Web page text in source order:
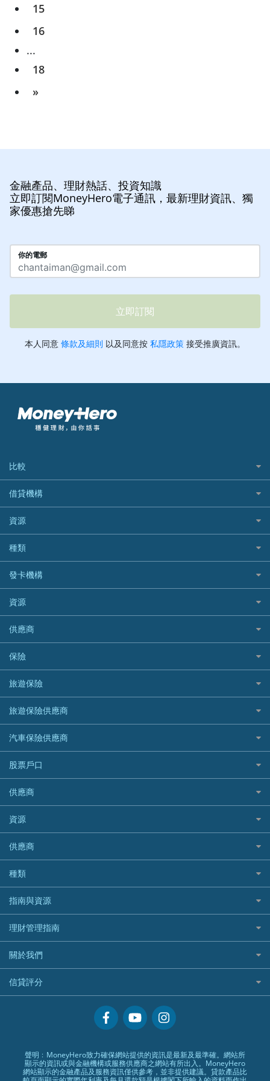
15
16
...
18
»
金融產品、理財熱話、投資知識
立即訂閱MoneyHero電子通訊，最新理財資訊、獨
家優惠搶先睇
比較
私人貸款比較
稅季/稅務貸款
網上貸款
結餘轉戶(清卡數貸款)
銀行貸款
財務公司貸款
免入息貸款
免TU貸款
急借錢
緊急貸款比較
最佳小額貸款比較
易批必批貸款
24小時貸款
最佳循環貸款
借貸機構
BEA 東亞銀行
BOC 中國銀行
Cashing Pro 優尚信貸
CCB(Asia) 中國建設銀行 (亞洲)
Citibank 花旗銀行
CNCBI 信銀國際
CreFIT 維信
DBS 星展銀行
DSB 大新銀行
HSBC 滙豐銀行貸款
K Cash 貸款
Mox 銀行
National Resources 中潤物業按揭
OCBC 華僑銀行
PrimeCredit 安信信貸
Promise 邦民日本財務
Rabbit Credit月兔信貸
Standard Chartered 渣打銀行
UA 亞洲聯合財務
WeLab Bank
WeLend 貸款
資源
如何申請個人貸款
如何管理個人貸款
個人貸款有用資訊
清卡數貸款教學
循環貸款教學
個人化貸款產品推介 🔥全新
供樓利息扣稅
最佳貸款app
種類
網購優惠
精選外幣網購信用卡
尊尚信用卡
公司信用卡
電子錢包信用卡
日本遊信用卡攻略
韓國遊信用卡攻略
台灣遊信用卡攻略
機場貴賓室信用卡
銀聯信用卡
高獎賞信用卡推薦
酒店信用卡
發卡機構
Citibank花旗銀行
AE美國運通
DBS星展銀行
HSBC滙豐銀行
Mox
信銀國際
大新銀行
恒生銀行
Standard Chartered渣打銀行
東亞銀行
SIM
Airwallex信用卡
資源
Black Friday優惠
淘寶付款方式
一田購物優惠日
SOGO感謝祭
HKTVmall優惠碼
交稅優惠
酒店優惠碼
機票優惠碼
供應商
八達通自動增值信用卡
保險
旅遊保險
汽車保險
家居保險
家傭保險
寵物保險
定期人壽保險
危疾保險
年金資訊
樓宇火險
旅遊保險
日本旅遊保險及資訊
泰國旅遊保險及資訊
台灣旅遊保險及資訊
韓國旅遊保險及資訊
歐洲旅遊保險及資訊
越南旅遊保險及資訊
澳洲旅遊保險及資訊
長者嘆世界
家庭親子遊
自駕遊比較
相機有得保
專為孕婦設計的最佳旅遊保險
最佳滑雪旅遊保險
最適合BB的旅遊保險
旅遊保險供應商
AXA 安盛
AIG 美亞
Allianz 安聯
Allied World 世聯
Avo
中國銀行
Bolttech 保特
Blue Cross 藍十字
中國平安
HSBC滙豐銀行
MSIG 三井住友
Prudential 保誠
QBE 昆士蘭
Starr
汽車保險供應商
大新汽車保險
中銀汽車保險
Allianz安聯汽車保險
bolttech保障汽車保險
Zurich蘇黎世汽車保險
QBE昆士蘭汽車保險
平安汽車保險
股票戶口
富途證券
IB盈透證券
老虎證券
uSMART 盈立證券
華盛証券
長橋證券
WeBull微牛證券
漲樂全球通｜華泰國際
OSL
供應商
富途牛牛好唔好？
Webull微牛證券好唔好？
Longbridge長橋證券好唔好？
老虎證券好唔好？
華盛証券好唔好？
漲樂全球通好唔好？
IB盈透證券好唔好？
盈立證券 uSMART 好唔好？
Stashaway好唔好？
資源
股票戶口開戶
證券行邊間好？
港股5隻高息ETF精選
什麼是ETF？
香港30大高息股排行
黃金ETF懶人包
最值得注意的比特幣ETF
選股策略：五步調查攻略
供應商
銀行戶口比較
尊尚銀行戶口
Citi Plus
中信銀行inMotion
Airwallex銀行
種類
定期存款
港元定存
人民幣定存
美元定存
英鎊定存
澳元定存
指南與資源
理財資訊
識慳識賺
債務管理
投資理財
置業安居
專欄文章
理財管理指南
常用相關詞彙
MoneyHero電子報
所有合作銀行或機構
關於我們
服務承諾
網上支援
常見問題
條款及細則
信貸評分
聲明﹕MoneyHero致力確保網站提供的資訊是最新及最準確。網站所
顯示的資訊或與金融機構或服務供應商之網站有所出入。MoneyHero
網站顯示的金融產品及服務資訊僅供參考，並非提供建議。貸款產品比